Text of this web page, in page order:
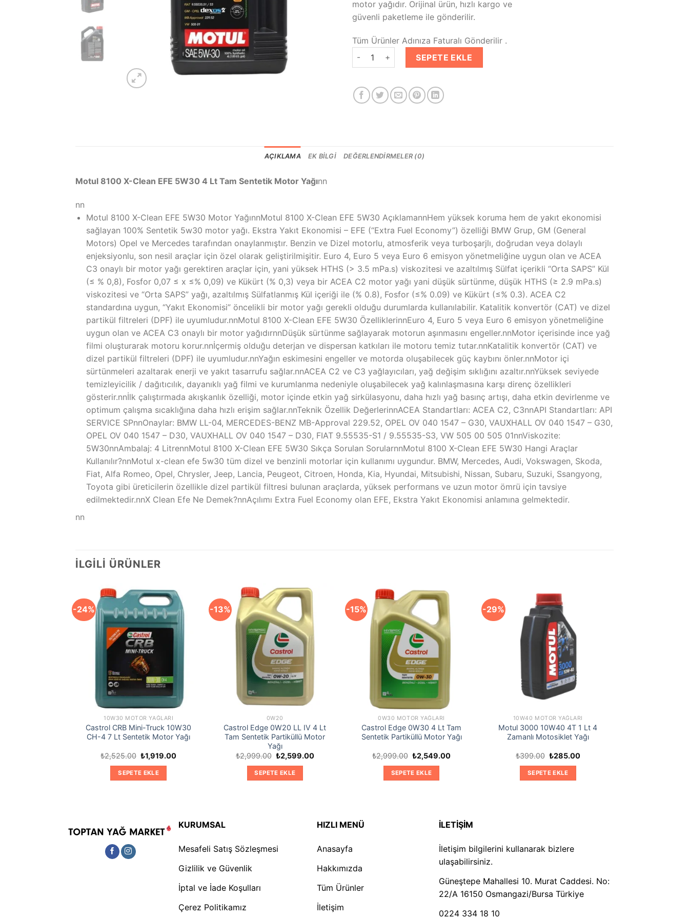
motor yağıdır. Orijinal ürün, hızlı kargo ve
güvenli paketleme ile gönderilir.
Tüm Ürünler Adınıza Faturalı Gönderilir .
Motul 8100 X-Clean EFE 5W30 4 Lt Tam Sentetik Motor Yağı adet
SEPETE EKLE
AÇIKLAMA EK BILGI DEĞERLENDIRMELER (0)
Motul 8100 X-Clean EFE 5W30 4 Lt Tam Sentetik Motor Yağınn
nn
Motul 8100 X-Clean EFE 5W30 Motor YağınnMotul 8100 X-Clean EFE 5W30 AçıklamannHem yüksek koruma hem de yakıt ekonomisi
sağlayan 100% Sentetik 5w30 motor yağı. Ekstra Yakıt Ekonomisi – EFE (“Extra Fuel Economy”) özelliği BMW Grup, GM (General
Motors) Opel ve Mercedes tarafından onaylanmıştır. Benzin ve Dizel motorlu, atmosferik veya turboşarjlı, doğrudan veya dolaylı
enjeksiyonlu, son nesil araçlar için özel olarak geliştirilmişitir. Euro 4, Euro 5 veya Euro 6 emisyon yönetmeliğine uygun olan ve ACEA
C3 onaylı bir motor yağı gerektiren araçlar için, yani yüksek HTHS (> 3.5 mPa.s) viskozitesi ve azaltılmış Sülfat içerikli “Orta SAPS” Kül
(≤ % 0,8), Fosfor 0,07 ≤ x ≤% 0,09) ve Kükürt (% 0,3) veya bir ACEA C2 motor yağı yani düşük sürtünme, düşük HTHS (≥ 2.9 mPa.s)
viskozitesi ve “Orta SAPS” yağı, azaltılmış Sülfatlanmış Kül içeriği ile (% 0.8), Fosfor (≤% 0.09) ve Kükürt (≤% 0.3). ACEA C2
standardına uygun, “Yakıt Ekonomisi” öncelikli bir motor yağı gerekli olduğu durumlarda kullanılabilir. Katalitik konvertör (CAT) ve dizel
partikül filtreleri (DPF) ile uyumludur.nnMotul 8100 X-Clean EFE 5W30 ÖzelliklerinnEuro 4, Euro 5 veya Euro 6 emisyon yönetmeliğine
uygun olan ve ACEA C3 onaylı bir motor yağıdırnnDüşük sürtünme sağlayarak motorun aşınmasını engeller.nnMotor içerisinde ince yağ
filmi oluşturarak motoru korur.nnİçermiş olduğu deterjan ve dispersan katkıları ile motoru temiz tutar.nnKatalitik konvertör (CAT) ve
dizel partikül filtreleri (DPF) ile uyumludur.nnYağın eskimesini engeller ve motorda oluşabilecek güç kaybını önler.nnMotor içi
sürtünmeleri azaltarak enerji ve yakıt tasarrufu sağlar.nnACEA C2 ve C3 yağlayıcıları, yağ değişim sıklığını azaltır.nnYüksek seviyede
temizleyicilik / dağıtıcılık, dayanıklı yağ filmi ve kurumlanma nedeniyle oluşabilecek yağ kalınlaşmasına karşı direnç özellikleri
gösterir.nnİlk çalıştırmada akışkanlık özelliği, motor içinde etkin yağ sirkülasyonu, daha hızlı yağ basınç artışı, daha etkin devirlenme ve
optimum çalışma sıcaklığına daha hızlı erişim sağlar.nnTeknik Özellik DeğerlerinnACEA Standartları: ACEA C2, C3nnAPI Standartları: API
SERVICE SPnnOnaylar: BMW LL-04, MERCEDES-BENZ MB-Approval 229.52, OPEL OV 040 1547 – G30, VAUXHALL OV 040 1547 – G30,
OPEL OV 040 1547 – D30, VAUXHALL OV 040 1547 – D30, FIAT 9.55535-S1 / 9.55535-S3, VW 505 00 505 01nnViskozite:
5W30nnAmbalaj: 4 LitrennMotul 8100 X-Clean EFE 5W30 Sıkça Sorulan SorularnnMotul 8100 X-Clean EFE 5W30 Hangi Araçlar
Kullanılır?nnMotul x-clean efe 5w30 tüm dizel ve benzinli motorlar için kullanımı uygundur. BMW, Mercedes, Audi, Vokswagen, Skoda,
Fiat, Alfa Romeo, Opel, Chrysler, Jeep, Lancia, Peugeot, Citroen, Honda, Kia, Hyundai, Mitsubishi, Nissan, Subaru, Suzuki, Ssangyong,
Toyota gibi üreticilerin özellikle dizel partikül filtresi bulunan araçlarda, yüksek performans ve uzun motor ömrü için tavsiye
edilmektedir.nnX Clean Efe Ne Demek?nnAçılımı Extra Fuel Economy olan EFE, Ekstra Yakıt Ekonomisi anlamına gelmektedir.
nn
İLGILI ÜRÜNLER
-24%
10W30 MOTOR YAĞLARI
Castrol CRB Mini-Truck 10W30
CH-4 7 Lt Sentetik Motor Yağı
₺2,525.00 Orijinal
fiyat:
₺2,525.00.
₺1,919.00Şu
SEPETE EKLE
-13%
0W20
Castrol Edge 0W20 LL IV 4 Lt
Tam Sentetik Partiküllü Motor
Yağı
₺2,999.00 Orijinal
fiyat:
₺2,999.00.
₺2,599.00Şu
SEPETE EKLE
-15%
0W30 MOTOR YAĞLARI
Castrol Edge 0W30 4 Lt Tam
Sentetik Partiküllü Motor Yağı
₺2,999.00 Orijinal
fiyat:
₺2,999.00.
₺2,549.00Şu
SEPETE EKLE
-29%
10W40 MOTOR YAĞLARI
Motul 3000 10W40 4T 1 Lt 4
Zamanlı Motosiklet Yağı
₺399.00 Orijinal
₺399.00.
₺285.00Şu
SEPETE EKLE
KURUMSAL
Mesafeli Satış Sözleşmesi
Gizlilik ve Güvenlik
İptal ve İade Koşulları
Çerez Politikamız
HIZLI MENÜ
Anasayfa
Hakkımızda
Tüm Ürünler
İletişim
İLETİŞİM
İletişim bilgilerini kullanarak bizlere
ulaşabilirsiniz.
Güneştepe Mahallesi 10. Murat Caddesi. No:
22/A 16150 Osmangazi/Bursa Türkiye
0224 334 18 10